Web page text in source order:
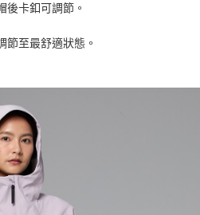
後卡釦可調節。
節至最舒適狀態。